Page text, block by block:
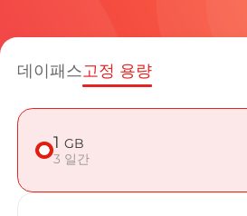
현재
eSIM
데이패스고정 용량
1 GB
3 일간